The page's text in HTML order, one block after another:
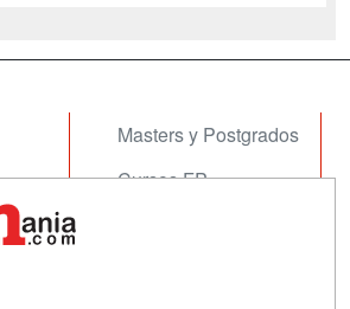
hace nece...
Masters y Postgrados
Cursos FP